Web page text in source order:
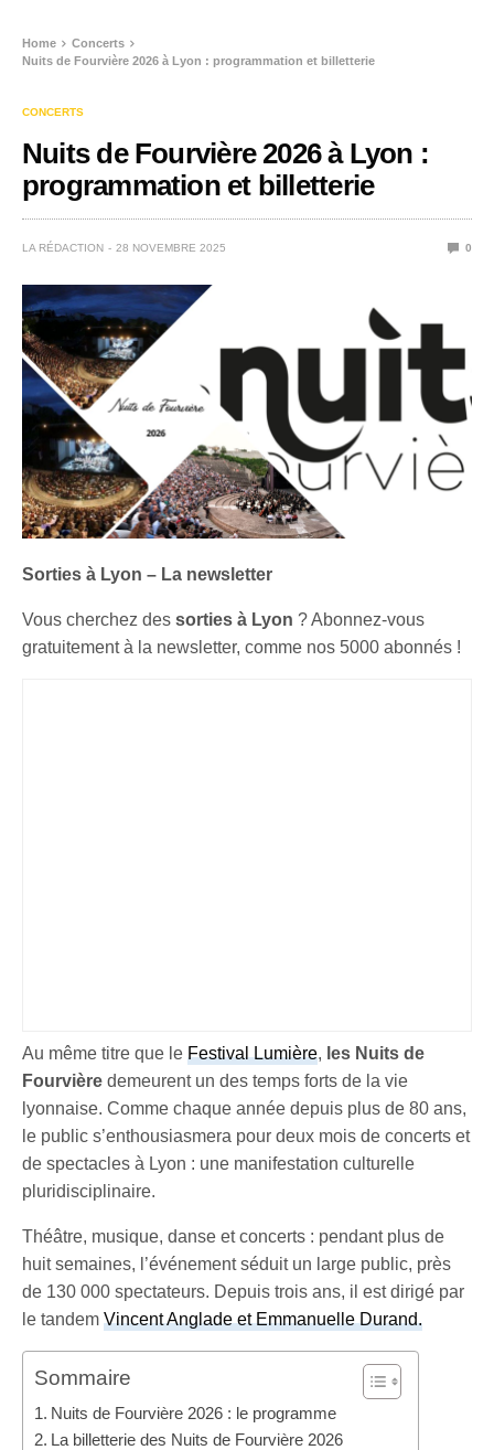
Home
Concerts
Nuits de Fourvière 2026 à Lyon : programmation et billetterie
CONCERTS
Nuits de Fourvière 2026 à Lyon :
programmation et billetterie
LA RÉDACTION 28 NOVEMBRE 2025 0
Sorties à Lyon – La newsletter
Vous cherchez dessorties à Lyon ? Abonnez-vous
gratuitement à la newsletter, comme nos 5000 abonnés !
Au même titre que leFestival Lumière, les Nuits de
Fourvièredemeurent un des temps forts de la vie
lyonnaise. Comme chaque année depuis plus de 80 ans,
le public s’enthousiasmera pour deux mois de concerts et
de spectacles à Lyon : une manifestation culturelle
pluridisciplinaire.
Théâtre, musique, danse et concerts : pendant plus de
huit semaines, l’événement séduit un large public, près
de 130 000 spectateurs. Depuis trois ans, il est dirigé par
le tandemVincent Anglade et Emmanuelle Durand.
Sommaire
Nuits de Fourvière 2026 : le programme
La billetterie des Nuits de Fourvière 2026